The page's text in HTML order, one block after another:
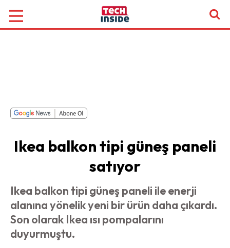
Ikea balkon tipi güneş paneli
satıyor
Ikea balkon tipi güneş paneli ile enerji
alanına yönelik yeni bir ürün daha çıkardı.
Son olarak Ikea ısı pompalarını
duyurmuştu.